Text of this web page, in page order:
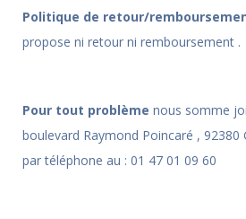
Politique de retour/
propose ni retour ni remboursement .
Pour tout problème nous somme
boulevard Raymond Poincaré , 92380
par téléphone au : 01 47 01 09 60